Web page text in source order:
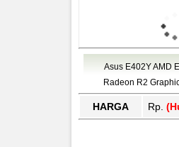
Asus E402Y AMD
Radeon R2
HARGA Rp.